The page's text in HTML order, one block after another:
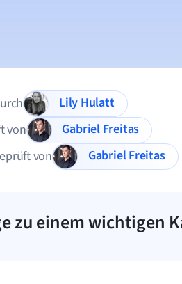
Lily Hulatt
von
Gabriel Freitas
von
Gabriel Freitas
zu einem wichtigen